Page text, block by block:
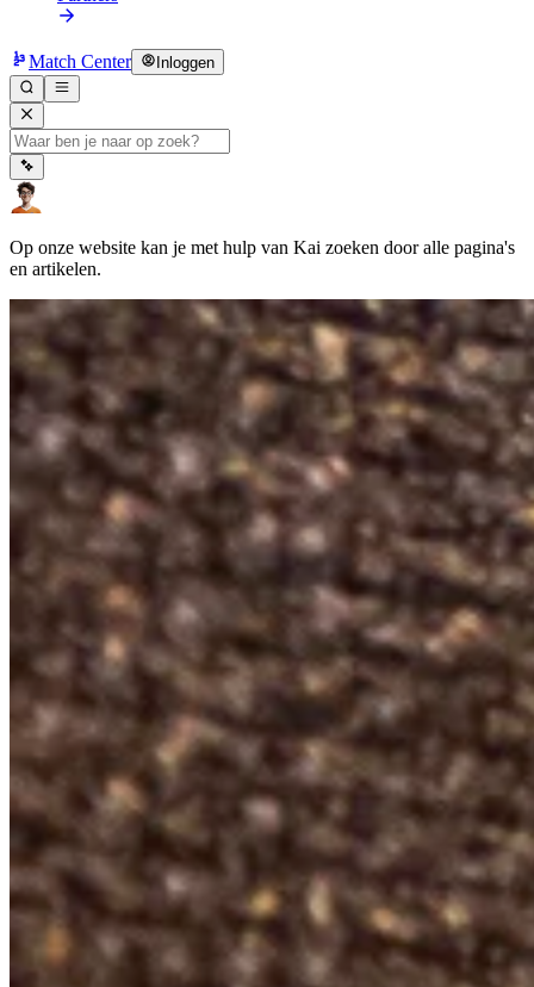
Match Center Inloggen
Op onze website kan je met hulp van Kai zoeken door alle pagina's
en artikelen.